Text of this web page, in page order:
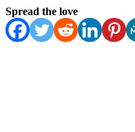
byAnabella
Posted
on
July 8, 2025
Spread the love